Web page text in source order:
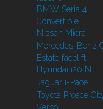
BMW Seria 4
Convertible
Nissan Micra
Mercedes-Benz
Estate facelift
Hyundai i20 N
Jaguar i-Pace
Toyota Proace